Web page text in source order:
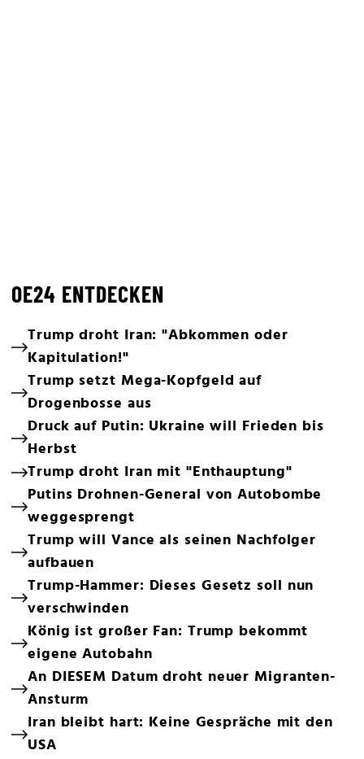
OE24 ENTDECKEN
Trump droht Iran: "Abkommen oder
Kapitulation!"
Trump setzt Mega-Kopfgeld auf
Drogenbosse aus
Druck auf Putin: Ukraine will Frieden bis
Herbst
Trump droht Iran mit "Enthauptung"
Putins Drohnen-General von Autobombe
weggesprengt
Trump will Vance als seinen Nachfolger
aufbauen
Trump-Hammer: Dieses Gesetz soll nun
verschwinden
König ist großer Fan: Trump bekommt
eigene Autobahn
An DIESEM Datum droht neuer Migranten-
Ansturm
Iran bleibt hart: Keine Gespräche mit den
USA